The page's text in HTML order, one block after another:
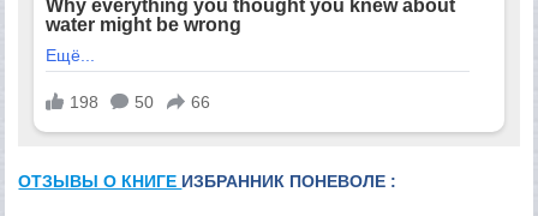
ОТЗЫВЫ О КНИГЕ ИЗБРАННИК ПОНЕВОЛЕ :